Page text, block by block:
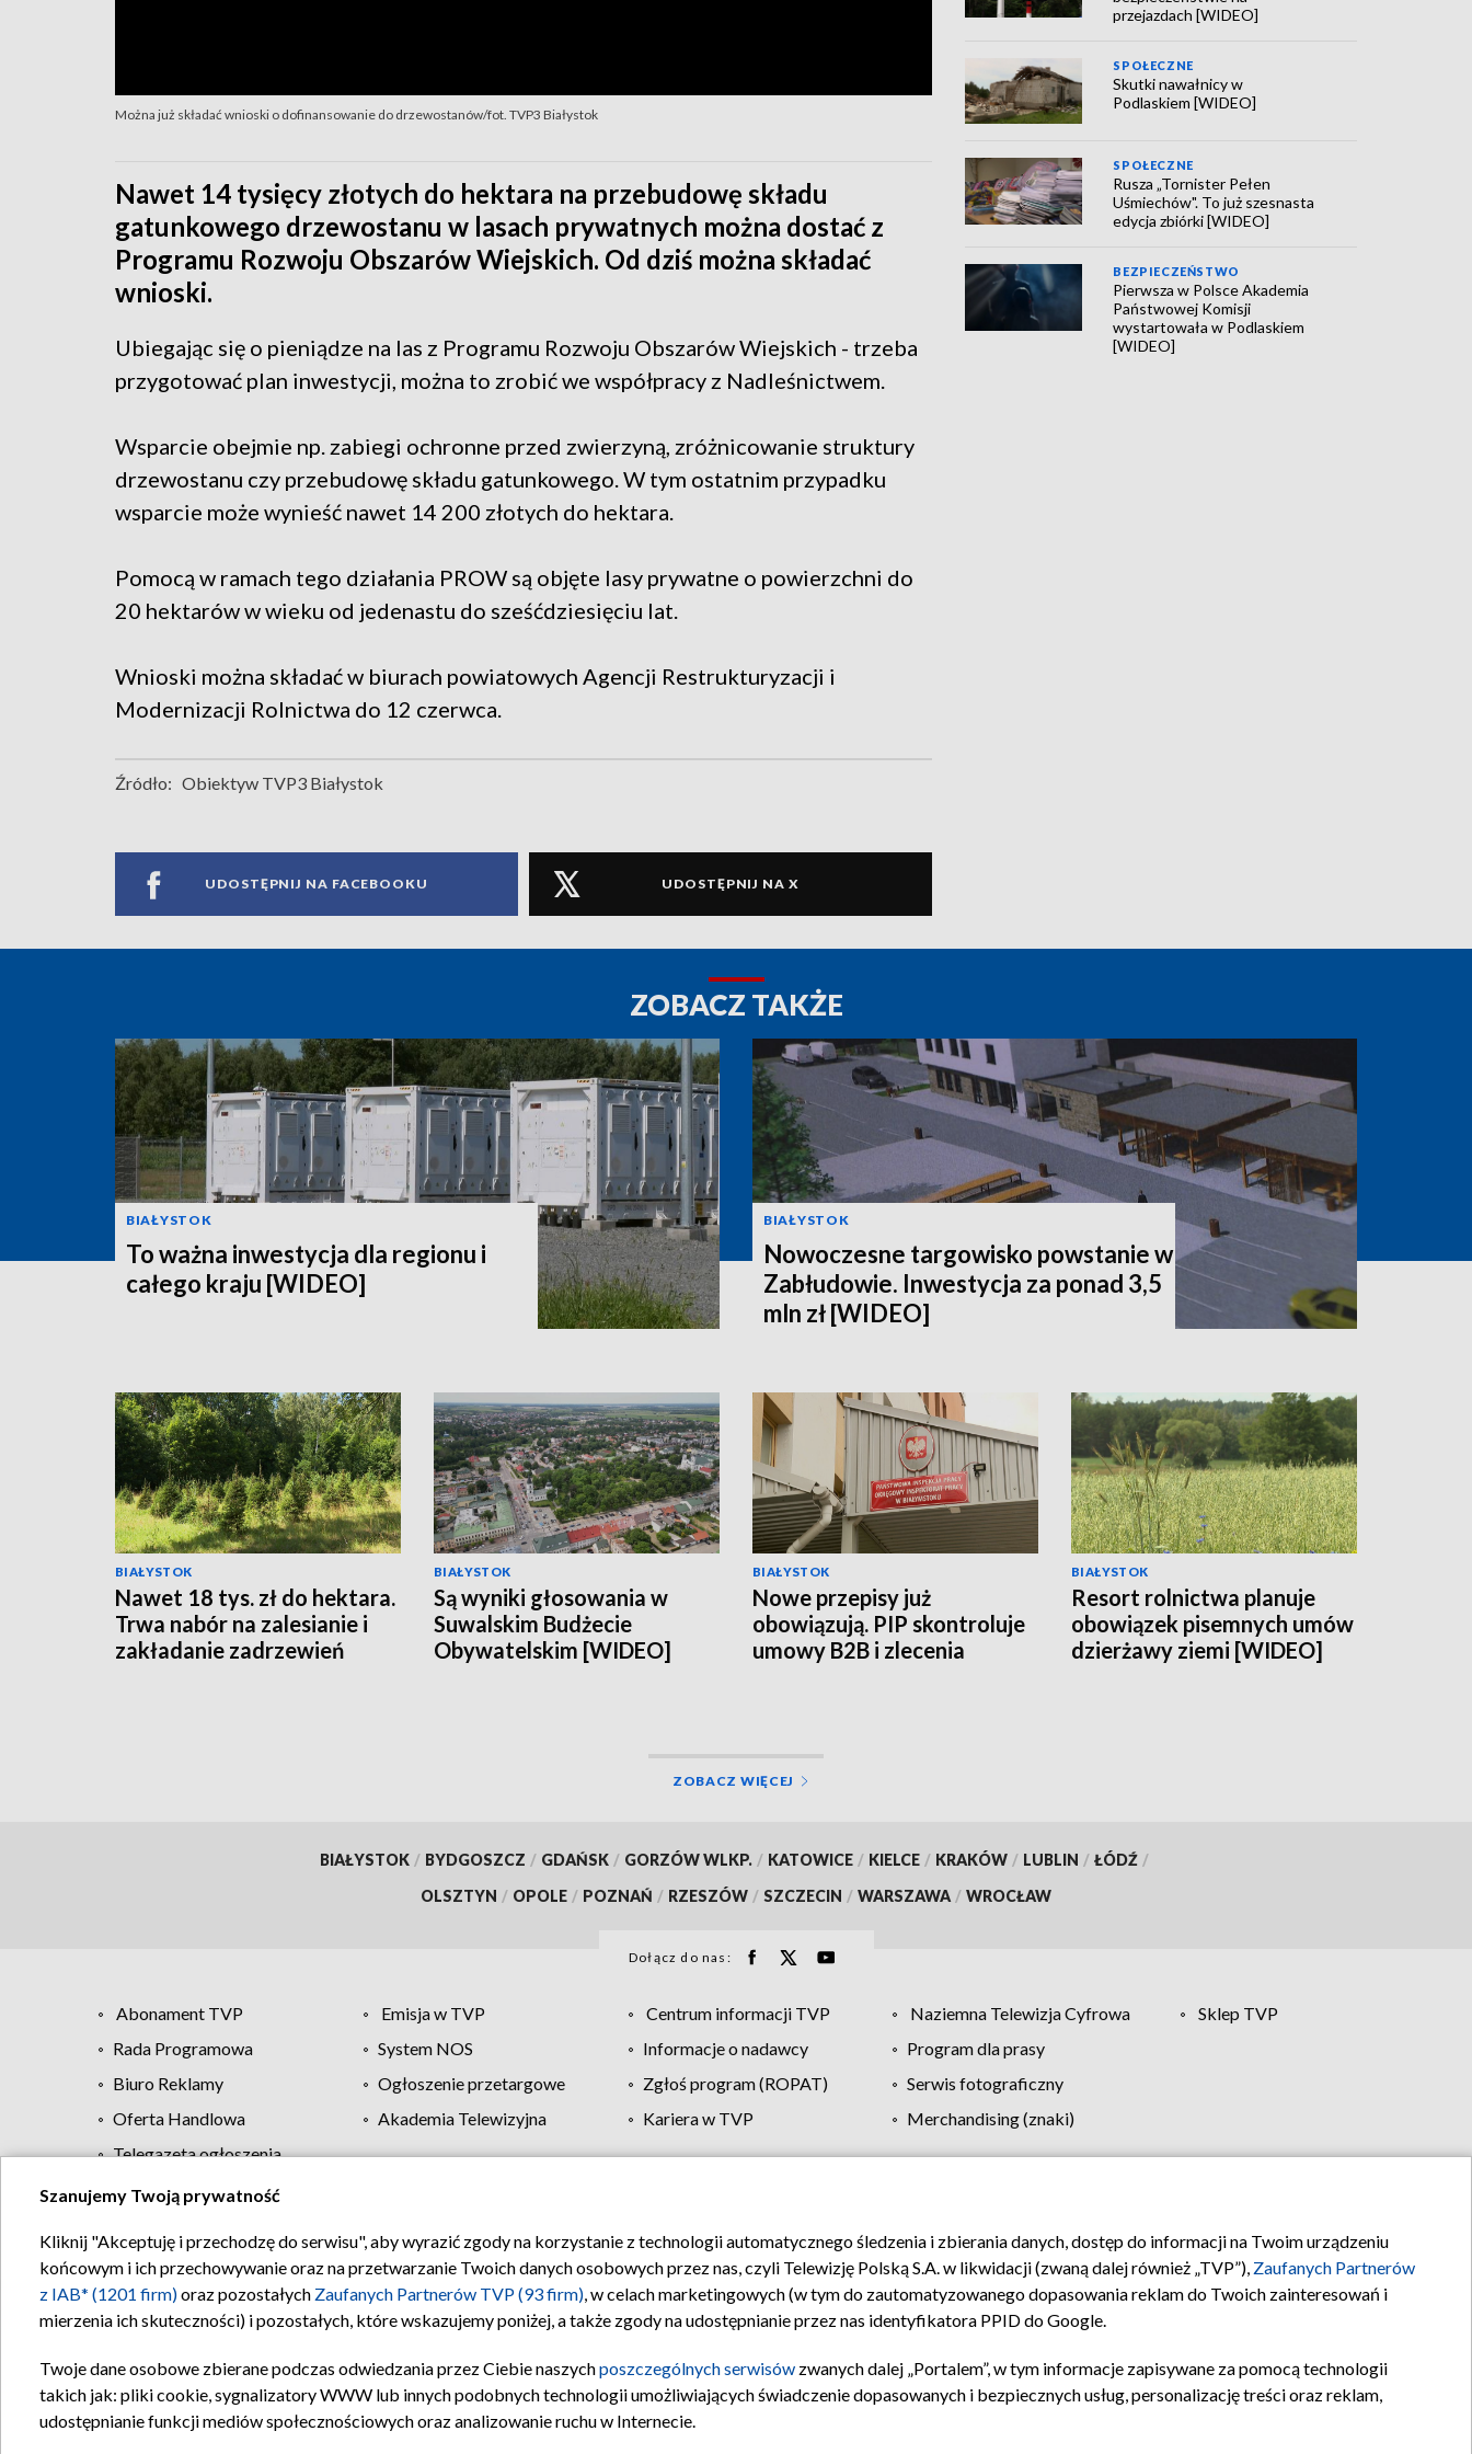
Można już składać wnioski o dofinansowanie do drzewostanów/fot. TVP3 Białystok
Nawet 14 tysięcy złotych do hektara na przebudowę składu
gatunkowego drzewostanu w lasach prywatnych można dostać z
Programu Rozwoju Obszarów Wiejskich. Od dziś można składać
wnioski.
Ubiegając się o pieniądze na las z Programu Rozwoju Obszarów Wiejskich - trzeba
przygotować plan inwestycji, można to zrobić we współpracy z Nadleśnictwem.
Wsparcie obejmie np. zabiegi ochronne przed zwierzyną, zróżnicowanie struktury
drzewostanu czy przebudowę składu gatunkowego. W tym ostatnim przypadku
wsparcie może wynieść nawet 14 200 złotych do hektara.
Pomocą w ramach tego działania PROW są objęte lasy prywatne o powierzchni do
20 hektarów w wieku od jedenastu do sześćdziesięciu lat.
Wnioski można składać w biurach powiatowych Agencji Restrukturyzacji i
Modernizacji Rolnictwa do 12 czerwca.
Źródło: Obiektyw TVP3 Białystok
UDOSTĘPNIJ NA FACEBOOKU UDOSTĘPNIJ NA X
przejazdach [WIDEO]
SPOŁECZNE
Skutki nawałnicy w
Podlaskiem [WIDEO]
SPOŁECZNE
Rusza „Tornister Pełen
Uśmiechów". To już szesnasta
edycja zbiórki [WIDEO]
BEZPIECZEŃSTWO
Pierwsza w Polsce Akademia
Państwowej Komisji
wystartowała w Podlaskiem
[WIDEO]
ZOBACZ TAKŻE
BIAŁYSTOK
To ważna inwestycja dla regionu i
całego kraju [WIDEO]
BIAŁYSTOK
Nowoczesne targowisko powstanie w
Zabłudowie. Inwestycja za ponad 3,5
mln zł [WIDEO]
BIAŁYSTOK
Nawet 18 tys. zł do hektara.
Trwa nabór na zalesianie i
zakładanie zadrzewień
BIAŁYSTOK
Są wyniki głosowania w
Suwalskim Budżecie
Obywatelskim [WIDEO]
BIAŁYSTOK
Nowe przepisy już
obowiązują. PIP skontroluje
umowy B2B i zlecenia
BIAŁYSTOK
Resort rolnictwa planuje
obowiązek pisemnych umów
dzierżawy ziemi [WIDEO]
ZOBACZ WIĘCEJ
BIAŁYSTOK / BYDGOSZCZ / GDAŃSK / GORZÓW WLKP. / KATOWICE / KIELCE / KRAKÓW / LUBLIN / ŁÓDŹ /
OLSZTYN / OPOLE / POZNAŃ / RZESZÓW / SZCZECIN / WARSZAWA / WROCŁAW
Dołącz do nas:
Abonament TVP Emisja w TVP Centrum informacji TVP Naziemna Telewizja Cyfrowa
Sklep TVP
Rada Programowa
System NOS Informacje o nadawcy
Program dla prasy
Biuro Reklamy
Ogłoszenie przetargowe Zgłoś program (ROPAT)
Serwis fotograficzny
Oferta Handlowa
Akademia Telewizyjna Kariera w TVP
Merchandising (znaki)
Telegazeta ogłoszenia
Regulamin TVP Polityka prywatności Moje zgody Pomoc Biuro reklamy Kontakt
Szanujemy Twoją prywatność
Kliknij "Akceptuję i przechodzę do serwisu", aby wyrazić zgody na korzystanie z technologii automatycznego śledzenia i zbierania danych, dostęp do informacji na Twoim urządzeniu
końcowym i ich przechowywanie oraz na przetwarzanie Twoich danych osobowych przez nas, czyli Telewizję Polską S.A. w likwidacji (zwaną dalej również „TVP”), Zaufanych Partnerów
z IAB* (1201 firm)oraz pozostałych Zaufanych Partnerów TVP (93 firm), w celach marketingowych (w tym do zautomatyzowanego dopasowania reklam do Twoich zainteresowań i
mierzenia ich skuteczności) i pozostałych, które wskazujemy poniżej, a także zgody na udostępnianie przez nas identyfikatora PPID do Google.
Twoje dane osobowe zbierane podczas odwiedzania przez Ciebie naszychposzczególnych serwisów zwanych dalej „Portalem”, w tym informacje zapisywane za pomocą technologii
takich jak: pliki cookie, sygnalizatory WWW lub innych podobnych technologii umożliwiających świadczenie dopasowanych i bezpiecznych usług, personalizację treści oraz reklam,
udostępnianie funkcji mediów społecznościowych oraz analizowanie ruchu w Internecie.